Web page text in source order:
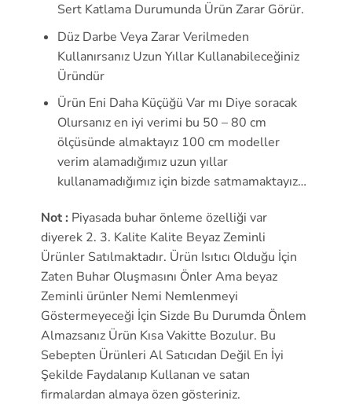
Sert Katlama Durumunda Ürün Zarar Görür.
Düz Darbe Veya Zarar Verilmeden
Kullanırsanız Uzun Yıllar Kullanabileceğiniz
Üründür
Ürün Eni Daha Küçüğü Var mı Diye soracak
Olursanız en iyi verimi bu 50 – 80 cm
ölçüsünde almaktayız 100 cm modeller
verim alamadığımız uzun yıllar
kullanamadığımız için bizde satmamaktayız…
Not : Piyasada buhar önleme özelliği var
diyerek 2. 3. Kalite Kalite Beyaz Zeminli
Ürünler Satılmaktadır. Ürün Isıtıcı Olduğu İçin
Zaten Buhar Oluşmasını Önler Ama beyaz
Zeminli ürünler Nemi Nemlenmeyi
Göstermeyeceği İçin Sizde Bu Durumda Önlem
Almazsanız Ürün Kısa Vakitte Bozulur. Bu
Sebepten Ürünleri Al Satıcıdan Değil En İyi
Şekilde Faydalanıp Kullanan ve satan
firmalardan almaya özen gösteriniz.